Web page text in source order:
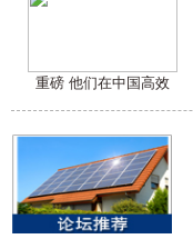
重磅 他们在中国高效